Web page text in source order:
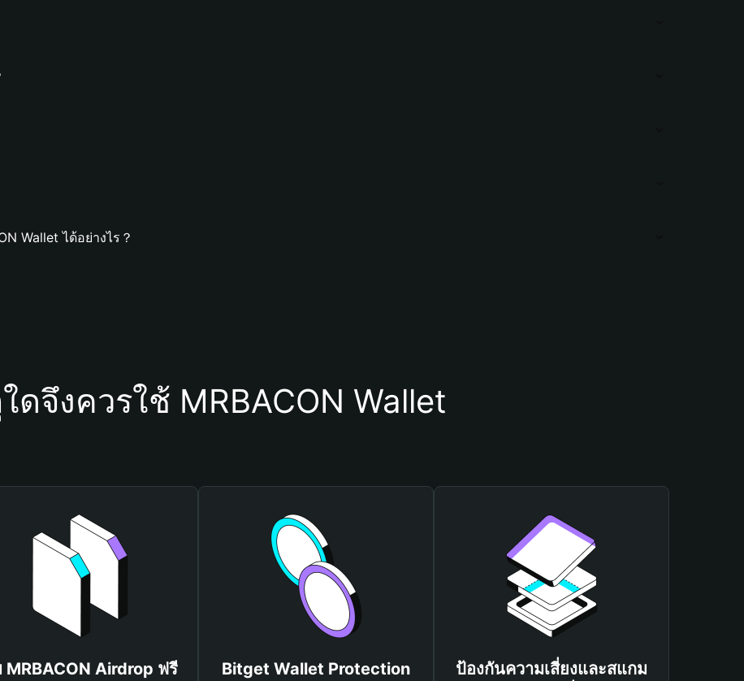
Wallet ได้อย่างไร？
ดจึงควรใช้ MRBACON Wallet
MRBACON Airdrop ฟรี
Bitget Wallet Protection
ป้องกันความเสี่ยงและสแกม